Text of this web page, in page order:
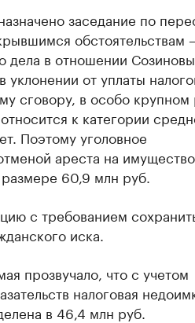
заседание по
обстоятельствам
дела в отношении
от уплаты
сговору, в особо крупном
к категории
Поэтому уголовное
ареста на
60,9 млн руб.
с требованием
иска.
прозвучало, что с учетом
налоговая
в 46,4 млн руб.